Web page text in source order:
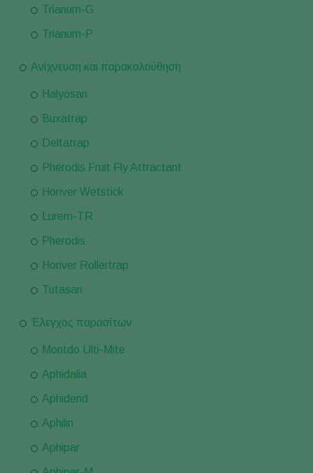
Trianum-G
Trianum-P
Ανίχνευση και παρακολούθηση
Halyosan
Buxatrap
Deltatrap
Pherodis Fruit Fly Attractant
Horiver Wetstick
Lurem-TR
Pherodis
Horiver Rollertrap
Tutasan
Έλεγχος παρασίτων
Montdo Ulti-Mite
Aphidalia
Aphidend
Aphilin
Aphipar